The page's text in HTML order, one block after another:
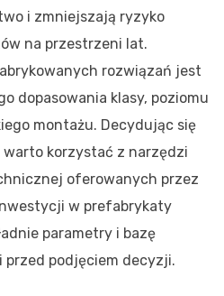
i zmniejszają ryzyko
na przestrzeni lat.
rozwiązań jest
dopasowania klasy, poziomu
montażu. Decydując się
korzystać z narzędzi
oferowanych przez
w prefabrykaty
parametry i bazę
podjęciem decyzji.